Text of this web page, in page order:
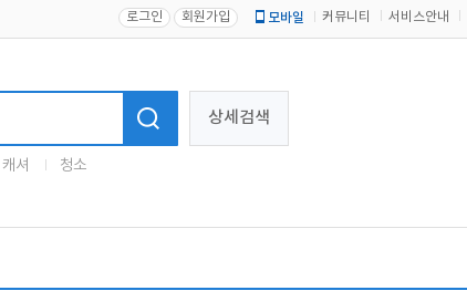
로그인 회원가입 모바일 커뮤니티 서비스안내
상세검색
캐셔 청소